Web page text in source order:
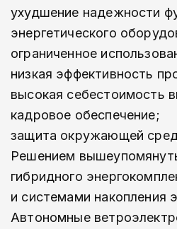
ухудшение надежности
энергетического
ограниченное
низкая эффективность
высокая себестоимость
кадровое обеспечение;
защита окружающей
Решением
гибридного
и системами накопления
Автономные